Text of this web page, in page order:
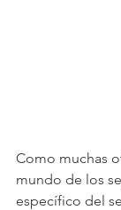
Como muchas
mundo de los
específico del